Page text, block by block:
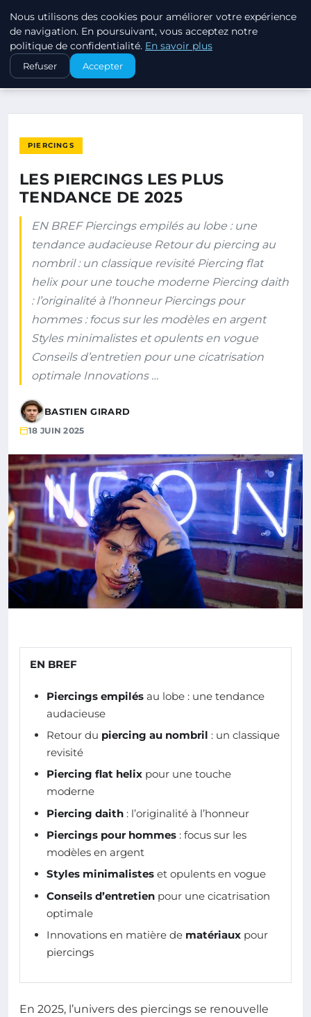
PIERCINGS ET PLUGS
ACCUEIL
PIERCINGS
LES PIERCINGS LES PLUS TENDANCE DE 2025
PIERCINGS
LES PIERCINGS LES PLUS
TENDANCE DE 2025
EN BREF Piercings empilés au lobe : une
tendance audacieuse Retour du piercing au
nombril : un classique revisité Piercing flat
helix pour une touche moderne Piercing daith
: l’originalité à l’honneur Piercings pour
hommes : focus sur les modèles en argent
Styles minimalistes et opulents en vogue
Conseils d’entretien pour une cicatrisation
optimale Innovations …
BASTIEN GIRARD
18 JUIN 2025
EN BREF
Piercings empilés au lobe : une tendance
audacieuse
Retour du piercing au nombril : un classique
revisité
Piercing flat helix pour une touche
moderne
Piercing daith : l’originalité à l’honneur
Piercings pour hommes : focus sur les
modèles en argent
Styles minimalistes et opulents en vogue
Conseils d’entretien pour une cicatrisation
optimale
Innovations en matière de matériaux pour
piercings
En 2025, l’univers des piercings se renouvelle
Nous utilisons des cookies pour améliorer votre expérience
de navigation. En poursuivant, vous acceptez notre
politique de confidentialité. En savoir plus
Refuser Accepter